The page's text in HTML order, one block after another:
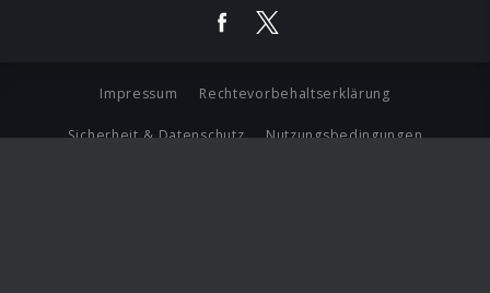
Impressum Rechtevorbehaltserklärung
Sicherheit & Datenschutz Nutzungsbedingungen